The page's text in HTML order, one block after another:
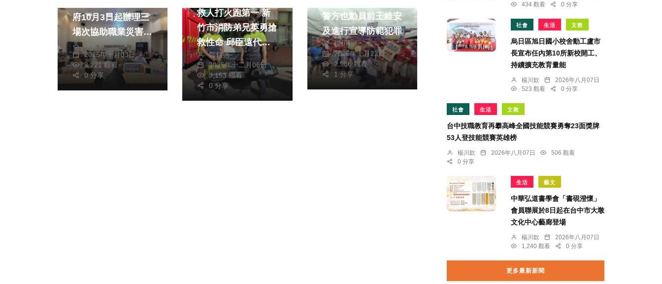
府10月3日起辦理三
場次協助職業災害勞
工重返職場說明會
陳朝枝
2025年十月03日
3,221 觀看
0 分享
救人打火跑第一 新
竹市消防弟兄英勇搶
救性命 邱臣遠代表
全體市民致謝
鄭銘德
2025年十二月06日
3,153 觀看
0 分享
警方也動員前王維安
及進行宣導防範犯罪
楊川欽
2025年十月22日
2,986 觀看
1 分享
434 觀看
0 分享
社會 生活 文教
烏日區旭日國小校舍動工盧市
長宣布任內第10所新校開工、
持續擴充教育量能
楊川欽
2026年八月07日
523 觀看
0 分享
社會 生活 文教
台中技職教育再攀高峰全國技能競賽勇奪23面獎牌
53人登技能競賽英雄榜
楊川欽 2026年八月07日
506 觀看
0 分享
生活 藝文
中華弘道書學會「書硯澄懷」
會員聯展於8日起在台中市大墩
文化中心藝廊登場
楊川欽
2026年八月07日
1,240 觀看
0 分享
更多最新新聞